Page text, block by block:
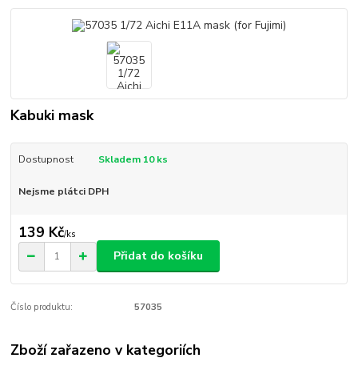
Kabuki mask
Dostupnost Skladem 10 ks
Nejsme plátci DPH
139 Kč/ks
Přidat do košíku
Číslo produktu: 57035
Zboží zařazeno v kategoriích